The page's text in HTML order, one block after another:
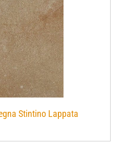
Stintino Lappata